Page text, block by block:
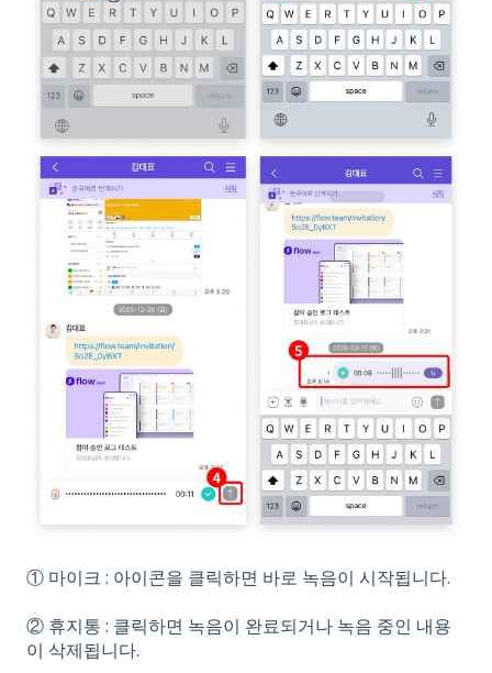
① 마이크 : 아이콘을 클릭하면 바로 녹음이 시작됩니다.
② 휴지통 : 클릭하면 녹음이 완료되거나 녹음 중인 내용
이 삭제됩니다.